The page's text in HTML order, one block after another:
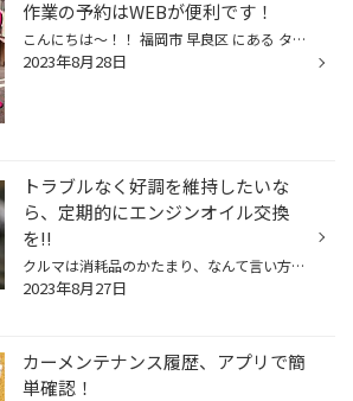
作業の予約はWEBが便利です！
こんにちは～！！ 福岡市 早良区 にある タイヤ屋さん タイヤ館 次郎丸店のWEBを ご覧頂きありがとうございます₍₍ ( ๑॔˃̶◡ ˂̶๑॓)◞♡ 最近では、予約はWEBからできるお店が増えてますよね～！！ タイヤ館もなんです！！ 営業時間内に電話で予約しようと思っていても うっかり忘れてた！！なんてことも...
2023年8月28日
トラブルなく好調を維持したいな
ら、定期的にエンジンオイル交換
を!!
クルマは消耗品のかたまり、なんて言い方をすることもありますが、愛車のコンディションを維持していく上で定期的に交換が必要なものと言えば、何を思い浮かべますか？ 専門店として一番気になるものと言えばタイヤなんですが、お客さまのなかには「バッテリー上がりでクルマが動かなくなったことが...
2023年8月27日
カーメンテナンス履歴、アプリで簡
単確認！